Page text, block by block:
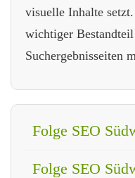
visuelle Inhalte
wichtiger
Suchergebnisseiten
Folge SEO
Folge SEO